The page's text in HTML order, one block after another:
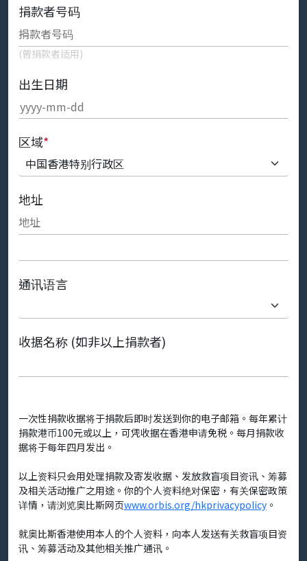
捐款者号码
(曾捐款者适用)
出生日期
区域*
地址
通讯语言
收据名称 (如非以上捐款者)
一次性捐款收据将于捐款后即时发送到你的电子邮箱。每年累计
捐款港币100元或以上，可凭收据在香港申请免税。每月捐款收
据将于每年四月发出。
以上资料只会用处理捐款及寄发收据、发放救盲项目资讯、筹募
及相关活动推广之用途。你的个人资料绝对保密，有关保密政策
详情，请浏览奥比斯网页www.orbis.org/hkprivacypolicy 。
就奥比斯香港使用本人的个人资料，向本人发送有关救盲项目资
讯、筹募活动及其他相关推广通讯。